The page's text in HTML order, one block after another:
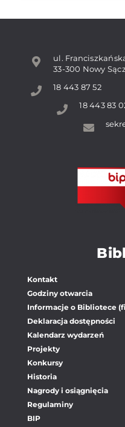
ul. Franciszkańska
33-300 Nowy Sącz
18 443 87 52
18 443 83
Kontakt
Godziny otwarcia
Informacje o Bibliotece
Deklaracja dostępności
Kalendarz wydarzeń
Projekty
Konkursy
Historia
Nagrody i osiągnięcia
Regulaminy
BIP